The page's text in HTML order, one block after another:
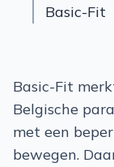
Basic-Fit
Basic-Fit
Belgische
met een
bewegen.